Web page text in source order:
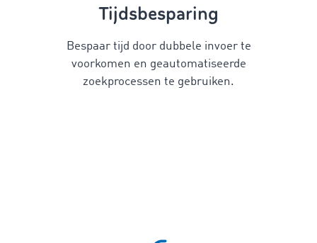
Tijdsbesparing
Bespaar tijd door dubbele invoer te
voorkomen en geautomatiseerde
zoekprocessen te gebruiken.